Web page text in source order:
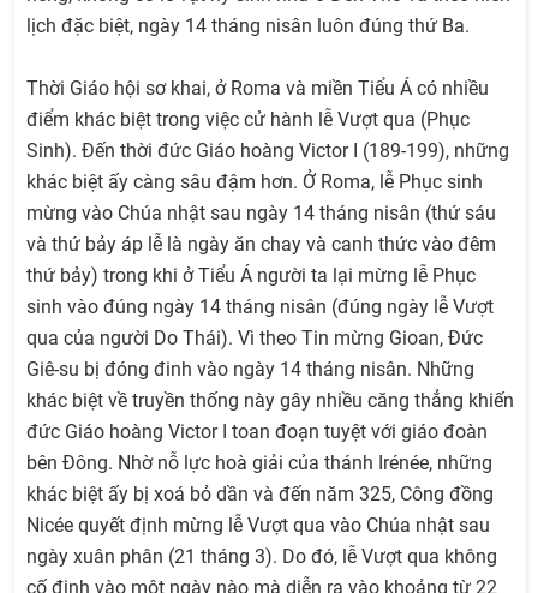
lịch đặc biệt, ngày 14 tháng nisân luôn đúng thứ Ba.
Thời Giáo hội sơ khai, ở Roma và miền Tiểu Á có nhiều
điểm khác biệt trong việc cử hành lễ Vượt qua (Phục
Sinh). Đến thời đức Giáo hoàng Victor I (189-199), những
khác biệt ấy càng sâu đậm hơn. Ở Roma, lễ Phục sinh
mừng vào Chúa nhật sau ngày 14 tháng nisân (thứ sáu
và thứ bảy áp lễ là ngày ăn chay và canh thức vào đêm
thứ bảy) trong khi ở Tiểu Á người ta lại mừng lễ Phục
sinh vào đúng ngày 14 tháng nisân (đúng ngày lễ Vượt
qua của người Do Thái). Vì theo Tin mừng Gioan, Đức
Giê-su bị đóng đinh vào ngày 14 tháng nisân. Những
khác biệt về truyền thống này gây nhiều căng thẳng khiến
đức Giáo hoàng Victor I toan đoạn tuyệt với giáo đoàn
bên Đông. Nhờ nỗ lực hoà giải của thánh Irénée, những
khác biệt ấy bị xoá bỏ dần và đến năm 325, Công đồng
Nicée quyết định mừng lễ Vượt qua vào Chúa nhật sau
ngày xuân phân (21 tháng 3). Do đó, lễ Vượt qua không
cố định vào một ngày nào mà diễn ra vào khoảng từ 22